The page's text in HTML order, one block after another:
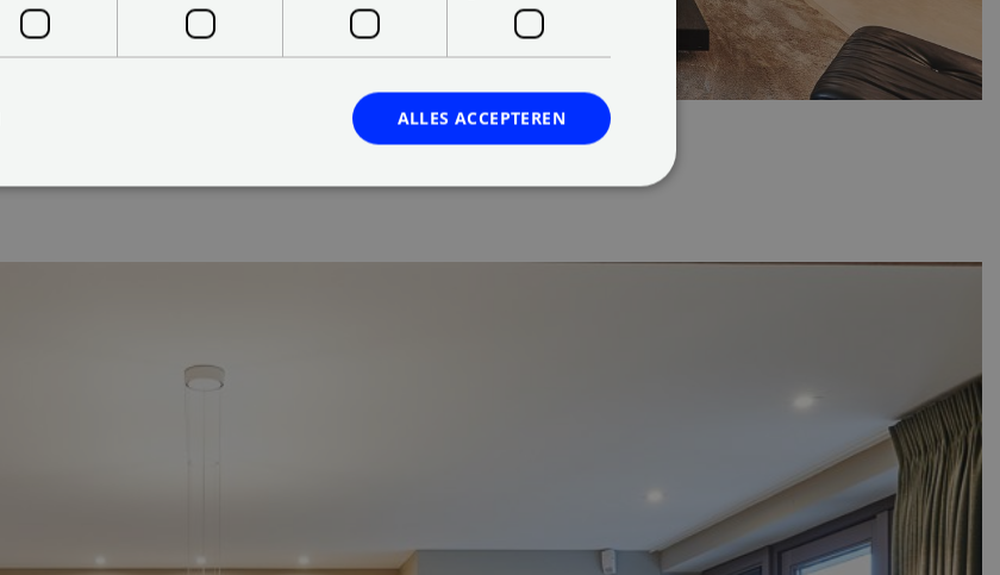
ALLES ACCEPTEREN